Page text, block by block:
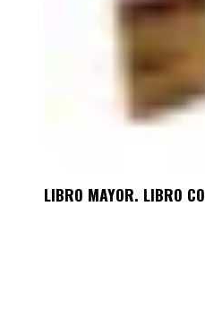
LIBRO MAYOR. LIBRO